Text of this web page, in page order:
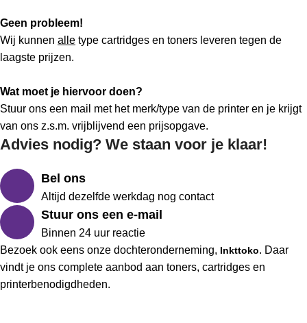
Geen probleem!
Wij kunnen alle type cartridges en toners leveren tegen de
laagste prijzen.
Wat moet je hiervoor doen?
Stuur ons een mail met het merk/type van de printer en je krijgt
van ons z.s.m. vrijblijvend een prijsopgave.
Advies nodig? We staan voor je klaar!
Bel ons
Altijd dezelfde werkdag nog contact
Stuur ons een e-mail
Binnen 24 uur reactie
Bezoek ook eens onze dochteronderneming, Inkttoko. Daar
vindt je ons complete aanbod aan toners, cartridges en
printerbenodigdheden.